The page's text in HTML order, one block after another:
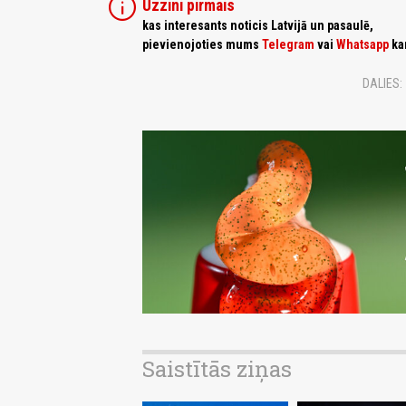
Uzzini pirmais
kas interesants noticis Latvijā un pasaulē,
pievienojoties mums Telegram vai Whatsapp
DALIES:
Saistītās ziņas